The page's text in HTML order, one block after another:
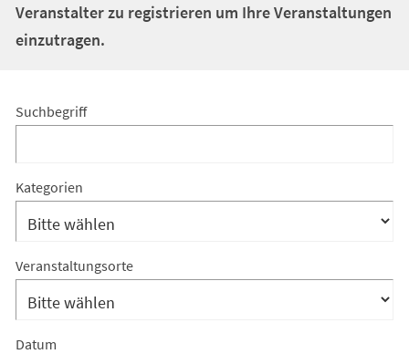
Veranstalter zu registrieren um Ihre Veranstaltungen
einzutragen.
Suchergebnis
Suchergebnis-
Suchbegriff
Suchergebnis-
Filter:
Kategorien
Kategorien
Suchergebnis-
Filter:
Veranstaltungsorte
Veranstaltungsorte
Datum